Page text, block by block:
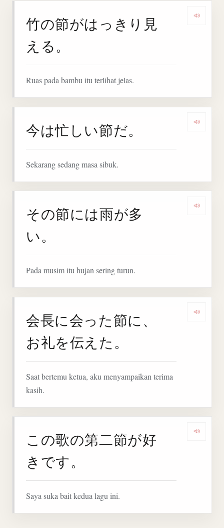
竹の節がはっきり見
える。
Ruas pada bambu itu terlihat jelas.
今は忙しい節だ。
Sekarang sedang masa sibuk.
その節には雨が多
い。
Pada musim itu hujan sering turun.
会長に会った節に、
お礼を伝えた。
Saat bertemu ketua, aku menyampaikan terima
kasih.
この歌の第二節が好
きです。
Saya suka bait kedua lagu ini.